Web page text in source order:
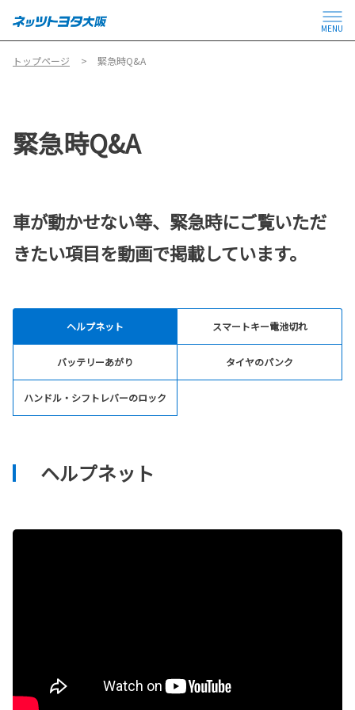
MENU
トップページ 緊急時Q&A
緊急時Q&A
車が動かせない等、緊急時にご覧いただ
きたい項目を動画で掲載しています。
ヘルプネット スマートキー電池切れ
バッテリーあがり タイヤのパンク
ハンドル・シフトレバーのロック
ヘルプネット